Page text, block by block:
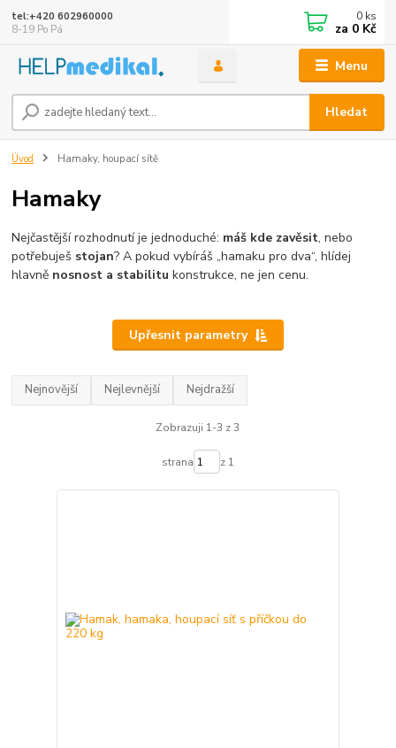
Menu
Hledat
tel:+420 602960000
8-19 Po Pá
0 ks
za 0 Kč
Úvod Hamaky, houpací sítě
Hamaky
Nejčastější rozhodnutí je jednoduché: máš kde zavěsit, nebo
potřebuješ stojan? A pokud vybíráš „hamaku pro dva“, hlídej
hlavně nosnost a stabilitu konstrukce, ne jen cenu.
Upřesnit parametry
Nejnovější Nejlevnější Nejdražší
Zobrazuji 1-3 z 3
strana z 1